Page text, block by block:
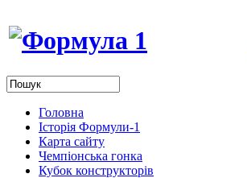
Головна
Історія Формули-1
Карта сайту
Чемпіонська гонка
Кубок конструкторів